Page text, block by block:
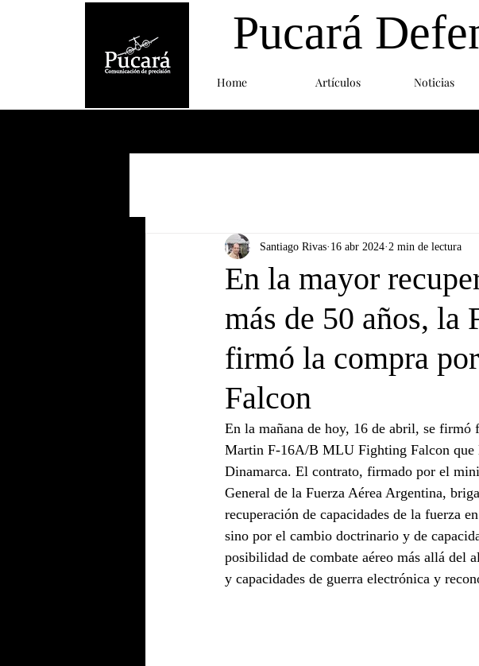
Home Artículos Noticias
Pucará
En la mayor
más de 50 años, la
firmó la compra
Falcon
Santiago Rivas 16 abr 2024 2 min de lectura
En la mañana de hoy, 16 de abril, se
Martin F-16A/B MLU Fighting Falcon que
Dinamarca. El contrato, firmado por el
General de la Fuerza Aérea Argentina,
recuperación de capacidades de la fuerza
sino por el cambio doctrinario y de
posibilidad de combate aéreo más allá del
y capacidades de guerra electrónica y